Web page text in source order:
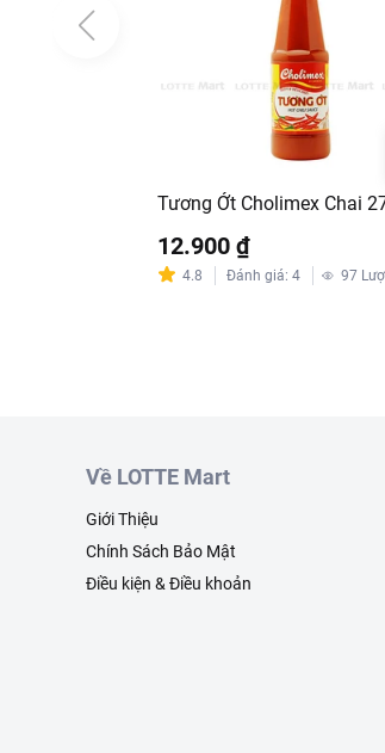
Tương Ớt Cholimex Chai
12.900 ₫
4.8 Đánh giá: 4 97
Về LOTTE Mart
Giới Thiệu
Chính Sách Bảo Mật
Điều kiện & Điều khoản